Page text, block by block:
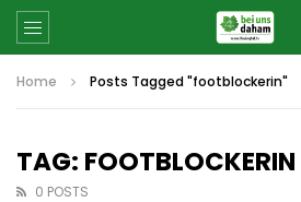
Home Posts Tagged "footblockerin"
TAG: FOOTBLOCKERIN
0 POSTS